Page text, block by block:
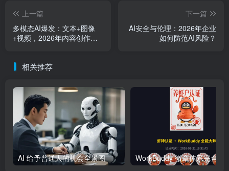
上一篇
多模态AI爆发：文本+图像
+视频，2026年内容创作革
下一篇
AI安全与伦理：2026年企业
如何防范AI风险？
相关推荐
AI 给予普通人的机会全景图